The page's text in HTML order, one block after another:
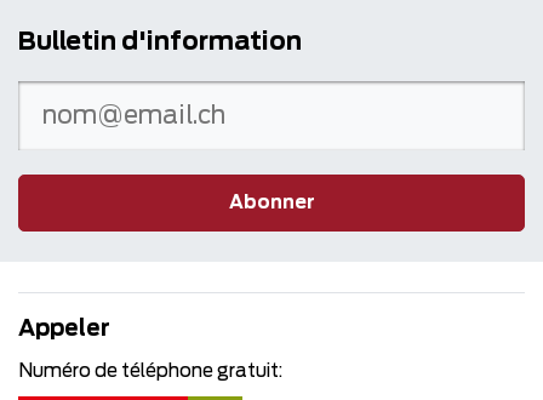
Bulletin d'information
Abonner
Appeler
Numéro de téléphone gratuit: